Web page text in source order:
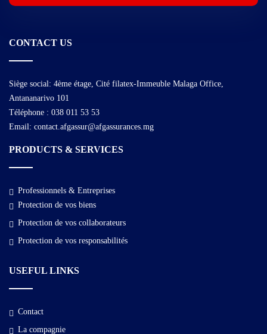
CONTACT US
Siège social: 4ème étage, Cité filatex-Immeuble Malaga Office,
Antananarivo 101
Téléphone : 038 011 53 53
Email: contact.afgassur@afgassurances.mg
PRODUCTS & SERVICES
Professionnels & Entreprises
Protection de vos biens
Protection de vos collaborateurs
Protection de vos responsabilités
USEFUL LINKS
Contact
La compagnie